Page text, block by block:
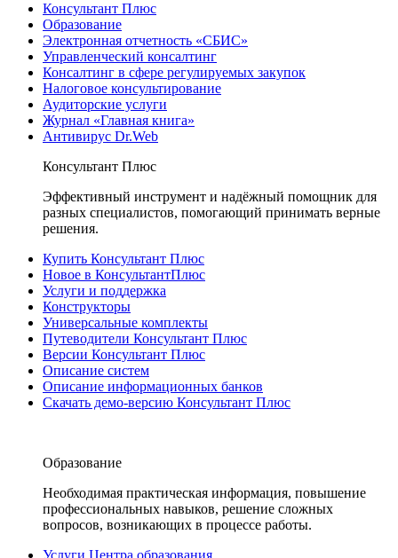
Консультант Плюс
Образование
Электронная отчетность «СБИС»
Управленческий консалтинг
Консалтинг в сфере регулируемых закупок
Налоговое консультирование
Аудиторские услуги
Журнал «Главная книга»
Антивирус Dr.Web
Консультант Плюс
Эффективный инструмент и надёжный помощник для
разных специалистов, помогающий принимать верные
решения.
Купить Консультант Плюс
Новое в КонсультантПлюс
Услуги и поддержка
Конструкторы
Универсальные комплекты
Путеводители Консультант Плюс
Версии Консультант Плюс
Описание систем
Описание информационных банков
Скачать демо-версию Консультант Плюс
Образование
Необходимая практическая информация, повышение
профессиональных навыков, решение сложных
вопросов, возникающих в процессе работы.
Услуги Центра образования